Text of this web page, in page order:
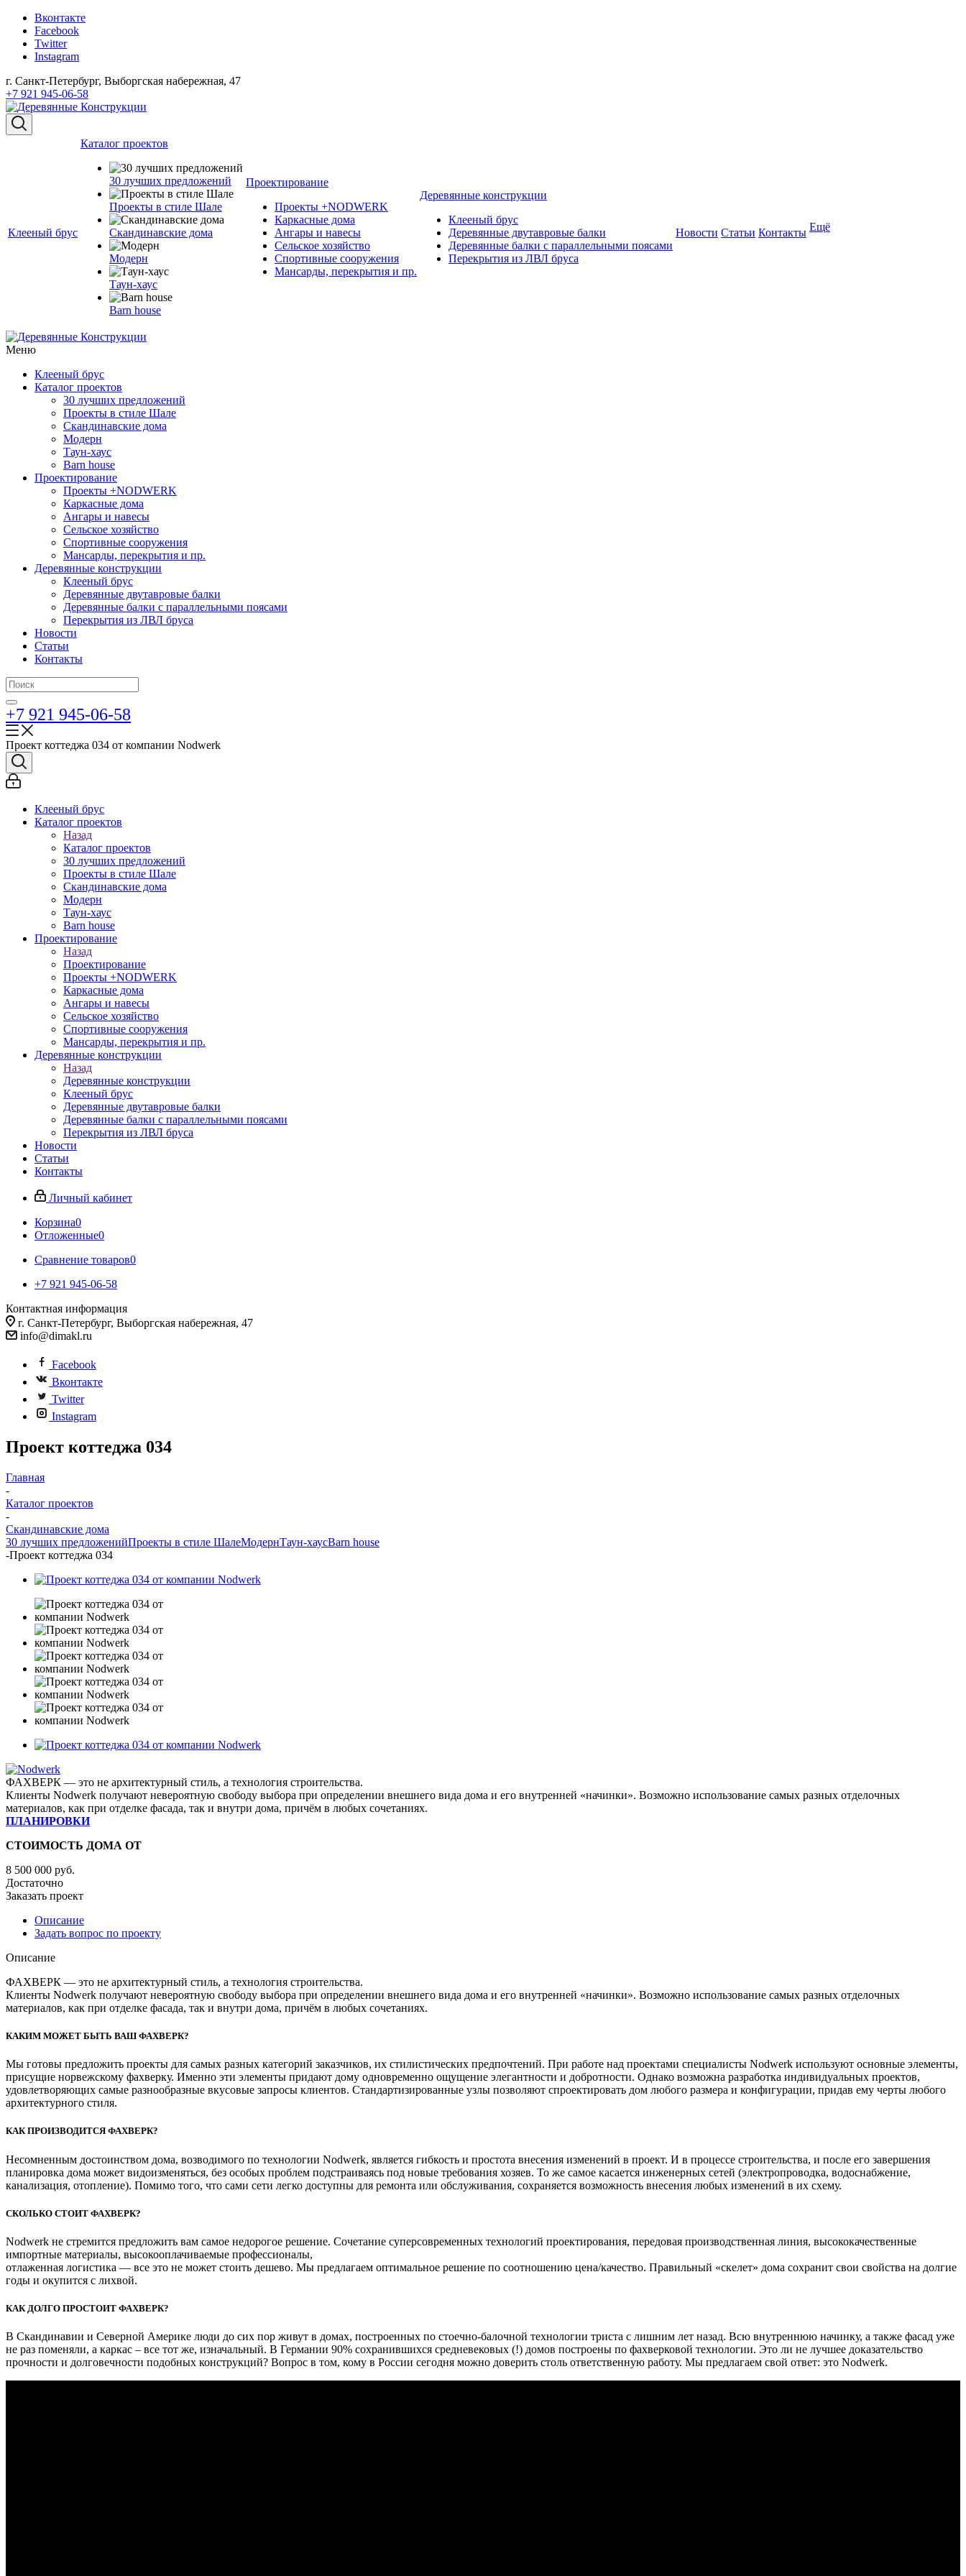
Вконтакте
Facebook
Twitter
Instagram
г. Санкт-Петербург, Выборгская набережная, 47
+7 921 945-06-58
Клееный брус
Каталог проектов
30 лучших предложений
Проекты в стиле Шале
Скандинавские дома
Модерн
Таун-хаус
Barn house
Проектирование
Проекты +NODWERK
Каркасные дома
Ангары и навесы
Сельское хозяйство
Спортивные сооружения
Мансарды, перекрытия и пр.
Деревянные конструкции
Клееный брус
Деревянные двутавровые балки
Деревянные балки с параллельными поясами
Перекрытия из ЛВЛ бруса
Новости Статьи Контакты Ещё
Меню
Клееный брус
Каталог проектов
30 лучших предложений
Проекты в стиле Шале
Скандинавские дома
Модерн
Таун-хаус
Barn house
Проектирование
Проекты +NODWERK
Каркасные дома
Ангары и навесы
Сельское хозяйство
Спортивные сооружения
Мансарды, перекрытия и пр.
Деревянные конструкции
Клееный брус
Деревянные двутавровые балки
Деревянные балки с параллельными поясами
Перекрытия из ЛВЛ бруса
Новости
Статьи
Контакты
+7 921 945-06-58
Проект коттеджа 034 от компании Nodwerk
Клееный брус
Каталог проектов
Назад
Каталог проектов
30 лучших предложений
Проекты в стиле Шале
Скандинавские дома
Модерн
Таун-хаус
Barn house
Проектирование
Назад
Проектирование
Проекты +NODWERK
Каркасные дома
Ангары и навесы
Сельское хозяйство
Спортивные сооружения
Мансарды, перекрытия и пр.
Деревянные конструкции
Назад
Деревянные конструкции
Клееный брус
Деревянные двутавровые балки
Деревянные балки с параллельными поясами
Перекрытия из ЛВЛ бруса
Новости
Статьи
Контакты
Личный кабинет
Корзина0
Отложенные0
Сравнение товаров0
+7 921 945-06-58
Контактная информация
г. Санкт-Петербург, Выборгская набережная, 47
info@dimakl.ru
Facebook
Вконтакте
Twitter
Instagram
Проект коттеджа 034
Главная
-
Каталог проектов
-
Скандинавские дома
30 лучших предложенийПроекты в стиле ШалеМодернТаун-хаусBarn house
-Проект коттеджа 034
ФАХВЕРК — это не архитектурный стиль, а технология строительства.
Клиенты Nodwerk получают невероятную свободу выбора при определении внешнего вида дома и его внутренней «начинки». Возможно использование самых разных отделочных
материалов, как при отделке фасада, так и внутри дома, причём в любых сочетаниях.
ПЛАНИРОВКИ
СТОИМОСТЬ ДОМА ОТ
8 500 000 руб.
Достаточно
Заказать проект
Описание
Задать вопрос по проекту
Описание
ФАХВЕРК — это не архитектурный стиль, а технология строительства.
Клиенты Nodwerk получают невероятную свободу выбора при определении внешнего вида дома и его внутренней «начинки». Возможно использование самых разных отделочных
материалов, как при отделке фасада, так и внутри дома, причём в любых сочетаниях.
КАКИМ МОЖЕТ БЫТЬ ВАШ ФАХВЕРК?
Мы готовы предложить проекты для самых разных категорий заказчиков, их стилистических предпочтений. При работе над проектами специалисты Nodwerk используют основные элементы,
присущие норвежскому фахверку. Именно эти элементы придают дому одновременно ощущение элегантности и добротности. Однако возможна разработка индивидуальных проектов,
удовлетворяющих самые разнообразные вкусовые запросы клиентов. Стандартизированные узлы позволяют спроектировать дом любого размера и конфигурации, придав ему черты любого
архитектурного стиля.
КАК ПРОИЗВОДИТСЯ ФАХВЕРК?
Несомненным достоинством дома, возводимого по технологии Nodwerk, является гибкость и простота внесения изменений в проект. И в процессе строительства, и после его завершения
планировка дома может видоизменяться, без особых проблем подстраиваясь под новые требования хозяев. То же самое касается инженерных сетей (электропроводка, водоснабжение,
канализация, отопление). Помимо того, что сами сети легко доступны для ремонта или обслуживания, сохраняется возможность внесения любых изменений в их схему.
СКОЛЬКО СТОИТ ФАХВЕРК?
Nodwerk не стремится предложить вам самое недорогое решение. Сочетание суперсовременных технологий проектирования, передовая производственная линия, высококачественные
импортные материалы, высокооплачиваемые профессионалы,
отлаженная логистика — все это не может стоить дешево. Мы предлагаем оптимальное решение по соотношению цена/качество. Правильный «скелет» дома сохранит свои свойства на долгие
годы и окупится с лихвой.
КАК ДОЛГО ПРОСТОИТ ФАХВЕРК?
В Скандинавии и Северной Америке люди до сих пор живут в домах, построенных по стоечно-балочной технологии триста с лишним лет назад. Всю внутреннюю начинку, а также фасад уже
не раз поменяли, а каркас – все тот же, изначальный. В Германии 90% сохранившихся средневековых (!) домов построены по фахверковой технологии. Это ли не лучшее доказательство
прочности и долговечности подобных конструкций? Вопрос в том, кому в России сегодня можно доверить столь ответственную работу. Мы предлагаем свой ответ: это Nodwerk.